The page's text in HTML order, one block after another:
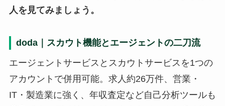
人を見てみましょう。
doda｜スカウト機能とエージェントの二刀流
エージェントサービスとスカウトサービスを1つの
アカウントで併用可能。求人約26万件、営業・
IT・製造業に強く、年収査定など自己分析ツールも